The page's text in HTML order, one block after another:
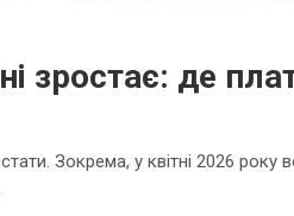
зростає: де
Зокрема, у квітні 2026 року